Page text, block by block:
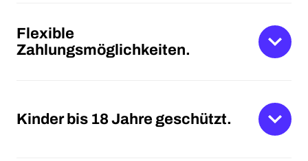
Flexible
Zahlungsmöglichkeiten.
Kinder bis 18 Jahre geschützt.